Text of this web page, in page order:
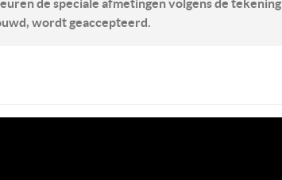
de speciale afmetingen volgens de tekening
wordt geaccepteerd.